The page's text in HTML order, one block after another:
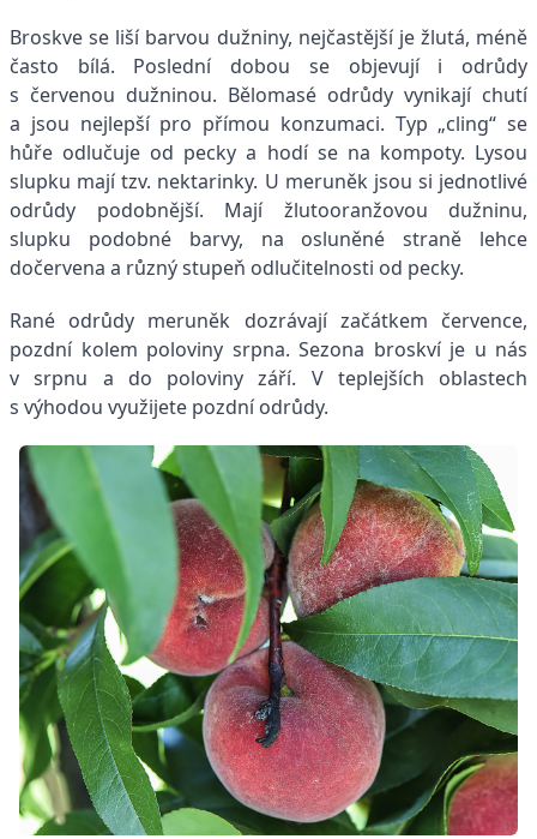
Broskve se liší barvou dužniny, nejčastější je žlutá, méně
často bílá. Poslední dobou se objevují i odrůdy
s červenou dužninou. Bělomasé odrůdy vynikají chutí
a jsou nejlepší pro přímou konzumaci. Typ „cling“ se
hůře odlučuje od pecky a hodí se na kompoty. Lysou
slupku mají tzv. nektarinky. U meruněk jsou si jednotlivé
odrůdy podobnější. Mají žlutooranžovou dužninu,
slupku podobné barvy, na osluněné straně lehce
dočervena a různý stupeň odlučitelnosti od pecky.
Rané odrůdy meruněk dozrávají začátkem července,
pozdní kolem poloviny srpna. Sezona broskví je u nás
v srpnu a do poloviny září. V teplejších oblastech
s výhodou využijete pozdní odrůdy.